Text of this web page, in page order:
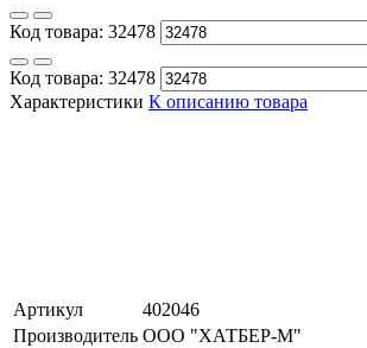
Код товара: 32478
Код товара: 32478
Характеристики К описанию товара
Артикул
402046
Производитель ООО "ХАТБЕР-М"